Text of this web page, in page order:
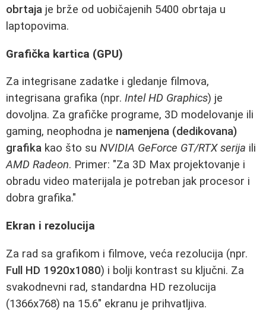
obrtaja je brže od uobičajenih 5400 obrtaja u
laptopovima.
Grafička kartica (GPU)
Za integrisane zadatke i gledanje filmova,
integrisana grafika (npr. Intel HD Graphics) je
dovoljna. Za grafičke programe, 3D modelovanje ili
gaming, neophodna je namenjena (dedikovana)
grafika kao što su NVIDIA GeForce GT/RTX serija ili
AMD Radeon. Primer: "Za 3D Max projektovanje i
obradu video materijala je potreban jak procesor i
dobra grafika."
Ekran i rezolucija
Za rad sa grafikom i filmove, veća rezolucija (npr.
Full HD 1920x1080) i bolji kontrast su ključni. Za
svakodnevni rad, standardna HD rezolucija
(1366x768) na 15.6" ekranu je prihvatljiva.